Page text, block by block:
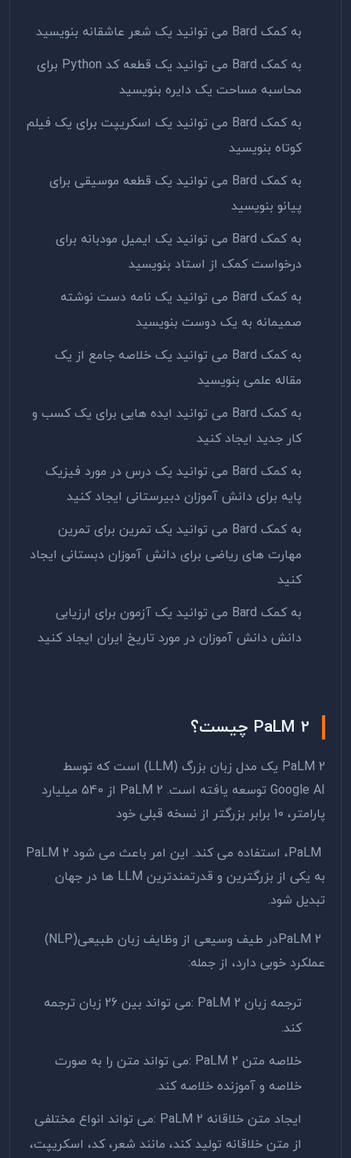
به کمک Bard می توانید یک شعر عاشقانه بنویسید
به کمک Bard می توانید یک قطعه کد Python برای
محاسبه مساحت یک دایره بنویسید
به کمک Bard می توانید یک اسکریپت برای یک فیلم
کوتاه بنویسید
به کمک Bard می توانید یک قطعه موسیقی برای
پیانو بنویسید
به کمک Bard می توانید یک ایمیل مودبانه برای
درخواست کمک از استاد بنویسید
به کمک Bard می توانید یک نامه دست نوشته
صمیمانه به یک دوست بنویسید
به کمک Bard می توانید یک خلاصه جامع از یک
مقاله علمی بنویسید
به کمک Bard می توانید ایده هایی برای یک کسب و
کار جدید ایجاد کنید
به کمک Bard می توانید یک درس در مورد فیزیک
پایه برای دانش آموزان دبیرستانی ایجاد کنید
به کمک Bard می توانید یک تمرین برای تمرین
مهارت های ریاضی برای دانش آموزان دبستانی ایجاد
کنید
به کمک Bard می توانید یک آزمون برای ارزیابی
دانش دانش آموزان در مورد تاریخ ایران ایجاد کنید
PaLM 2 چیست؟
PaLM 2 یک مدل زبان بزرگ (LLM) است که توسط
Google AI توسعه یافته است. PaLM 2
از 540 میلیارد
پارامتر، 10 برابر بزرگتر از نسخه قبلی خود
PaLM، استفاده می کند. این امر باعث می شود PaLM 2
به یکی از بزرگترین و قدرتمندترین LLM ها در جهان
تبدیل شود.
PaLM 2در طیف وسیعی از وظایف زبان طبیعی(NLP)
عملکرد خوبی دارد، از جمله:
ترجمه زبان : PaLM 2
می تواند بین 26 زبان ترجمه
کند.
خلاصه متن : PaLM 2می تواند متن را به صورت
خلاصه و آموزنده خلاصه کند.
ایجاد متن خلاقانه : PaLM 2می تواند انواع مختلفی
از متن خلاقانه تولید کند، مانند شعر، کد، اسکریپت،